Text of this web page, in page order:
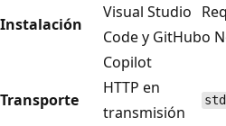
Instalación
Visual Studio
Code y GitHub
Copilot
o
Transporte
HTTP en
transmisión